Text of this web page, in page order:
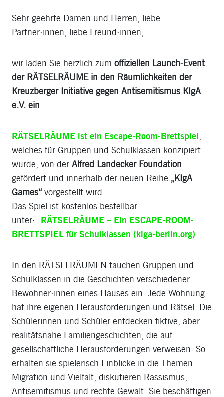
Sehr geehrte Damen und Herren, liebe
Partner:innen, liebe Freund:innen,
wir laden Sie herzlich zum offiziellen Launch-Event
der RÄTSELRÄUME in den Räumlichkeiten der
Kreuzberger Initiative gegen Antisemitismus KIgA
e.V. ein.
RÄTSELRÄUME ist ein Escape-Room-Brettspiel,
welches für Gruppen und Schulklassen konzipiert
wurde, von der Alfred Landecker Foundation
gefördert und innerhalb der neuen Reihe „KIgA
Games“vorgestellt wird.
Das Spiel ist kostenlos bestellbar
unter: RÄTSELRÄUME – Ein ESCAPE-ROOM-
BRETTSPIEL für Schulklassen (kiga-berlin.org)
In den RÄTSELRÄUMEN tauchen Gruppen und
Schulklassen in die Geschichten verschiedener
Bewohner:innen eines Hauses ein. Jede Wohnung
hat ihre eigenen Herausforderungen und Rätsel. Die
Schülerinnen und Schüler entdecken fiktive, aber
realitätsnahe Familiengeschichten, die auf
gesellschaftliche Herausforderungen verweisen. So
erhalten sie spielerisch Einblicke in die Themen
Migration und Vielfalt, diskutieren Rassismus,
Antisemitismus und rechte Gewalt. Sie beschäftigen